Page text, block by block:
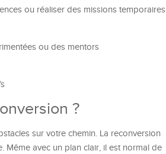
ou réaliser des missions temporaires
ou des mentors
?
sur votre chemin. La reconversion
Même avec un plan clair, il est normal de